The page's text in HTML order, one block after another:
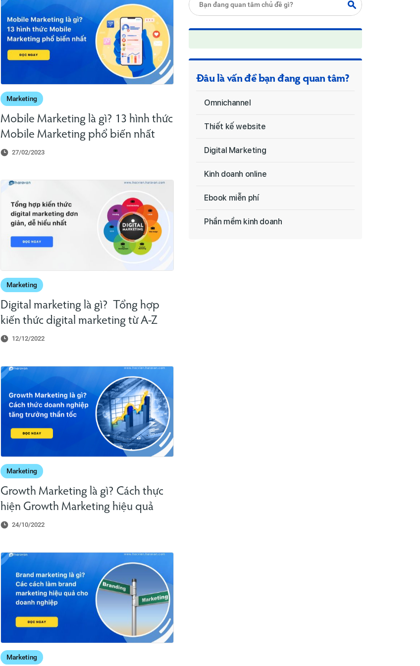
Marketing
Mobile Marketing là gì? 13 hình thức
Mobile Marketing phổ biến nhất
27/02/2023
Marketing
Digital marketing là gì? Tổng hợp
kiến thức digital marketing từ A-Z
12/12/2022
Marketing
Growth Marketing là gì? Cách thực
hiện Growth Marketing hiệu quả
24/10/2022
Marketing
Đâu là vấn đề bạn đang quan tâm?
Omnichannel
Thiết kế website
Digital Marketing
Kinh doanh online
Ebook miễn phí
Phần mềm kinh doanh